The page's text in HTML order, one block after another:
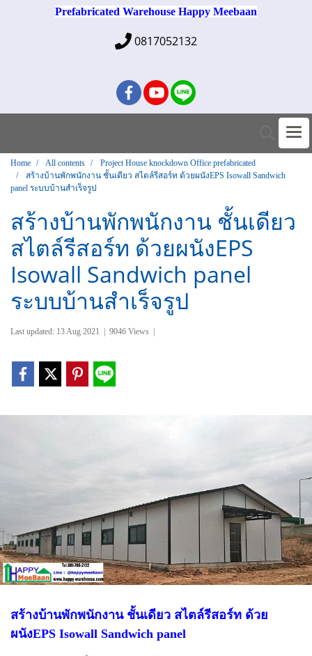
Prefabricated Warehouse Happy Meebaan
0817052132
Home All contents
Project House knockdown Office prefabricated
สร้างบ้านพักพนักงาน ชั้นเดียว สไตล์รีสอร์ท ด้วยผนังEPS Isowall Sandwich
panel ระบบบ้านสำเร็จรูป
สร้างบ้านพักพนักงาน ชั้นเดียว
สไตล์รีสอร์ท ด้วยผนังEPS
Isowall Sandwich panel
ระบบบ้านสำเร็จรูป
Last updated: 13 Aug 2021 9046 Views
สร้างบ้านพักพนักงาน ชั้นเดียว สไตล์รีสอร์ท ด้วย
ผนังEPS Isowall Sandwich panel